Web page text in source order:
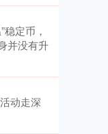
定币，
并没有升
动走深